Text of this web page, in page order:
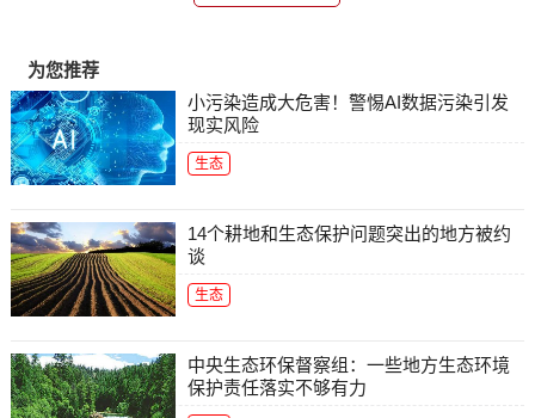
为您推荐
小污染造成大危害！警惕AI数据污染引发
现实风险
生态
14个耕地和生态保护问题突出的地方被约
谈
生态
中央生态环保督察组：一些地方生态环境
保护责任落实不够有力